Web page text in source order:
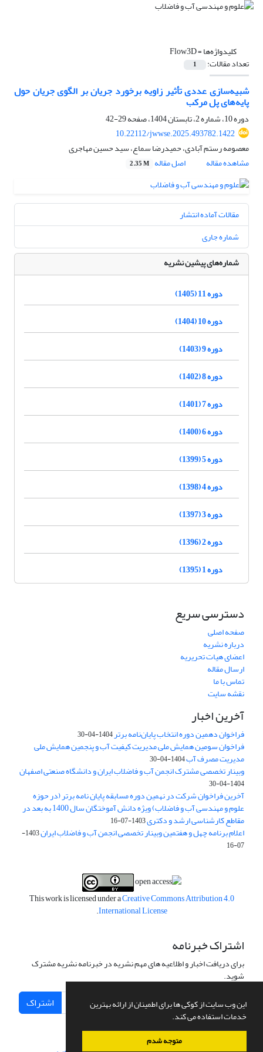
این وب سایت از کوکی ها برای اطمینان از ارائه بهترین
خدمات استفاده می کند.
متوجه شدم
کلیدواژه‌ها =Flow3D
تعداد مقالات: 1
شبیه‌سازی عددی تأثیر زاویه برخورد جریان بر الگوی جریان حول
پایه‌های پل مرکب
دوره 10، شماره 2، تابستان 1404، صفحه
29-42
10.22112/jwwse.2025.493782.1422
معصومه رستم آبادی، حمیدرضا سماع، سید حسین مهاجری
مشاهده مقاله
اصل مقاله 2.35 M
مقالات آماده انتشار
شماره جاری
شماره‌های پیشین نشریه
دوره 11 (1405)
دوره 10 (1404)
دوره 9 (1403)
دوره 8 (1402)
دوره 7 (1401)
دوره 6 (1400)
دوره 5 (1399)
دوره 4 (1398)
دوره 3 (1397)
دوره 2 (1396)
دوره 1 (1395)
دسترسی سریع
صفحه اصلی
درباره نشریه
اعضای هیات تحریریه
ارسال مقاله
تماس با ما
نقشه سایت
آخرین اخبار
فراخوان دهمین دوره انتخاب پایان‌نامه برتر1404-04-30
فراخوان سومین همایش ملی مدیریت کیفیت آب و پنجمین همایش ملی
مدیریت مصرف آب1404-04-30
وبینار تخصصی مشترک انجمن آب و فاضلاب ایران و دانشگاه صنعتی اصفهان
1404-04-30
آخرین فراخوان شرکت در نهمین دوره مسابقه پایان نامه برتر (در حوزه
علوم و مهندسی آب و فاضلاب) ویژه دانش آموختگان سال 1400 به بعد در
مقاطع کارشناسی ارشد و دکتری1403-07-16
اعلام برنامه چهل و هفتمین وبینار تخصصی انجمن آب و فاضلاب ایران
1403-
07-16
This work is licensed under aCreative Commons Attribution 4.0
International License
.
اشتراک خبرنامه
برای دریافت اخبار و اطلاعیه های مهم نشریه در خبرنامه نشریه مشترک
شوید.
اشتراک